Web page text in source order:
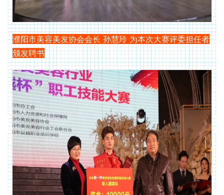
濮阳市美容美发协会会长 孙慧玲 为本次大赛评委担任者
颁发聘书